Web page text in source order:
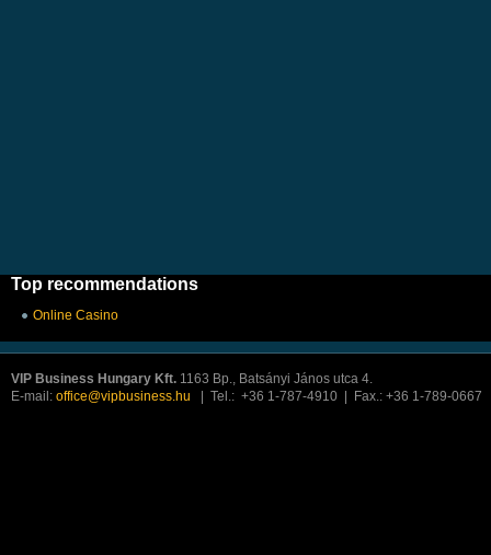
Top recommendations
Online Casino
VIP Business Hungary Kft. 1163 Bp., Batsányi János utca 4.
E-mail: office@vipbusiness.hu | Tel.: +36 1-787-4910 | Fax.: +36 1-789-0667